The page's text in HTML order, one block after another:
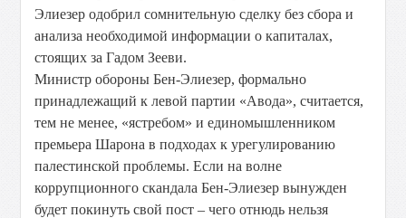
Элиезер одобрил сомнительную сделку без сбора и
анализа необходимой информации о капиталах,
стоящих за Гадом Зееви.
Министр обороны Бен-Элиезер, формально
принадлежащий к левой партии «Авода», считается,
тем не менее, «ястребом» и единомышленником
премьера Шарона в подходах к урегулированию
палестинской проблемы. Если на волне
коррупционного скандала Бен-Элиезер вынужден
будет покинуть свой пост – чего отнюдь нельзя